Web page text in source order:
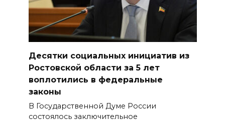
Десятки социальных инициатив из
Ростовской области за 5 лет
воплотились в федеральные
законы
В Государственной Думе России
состоялось заключительное